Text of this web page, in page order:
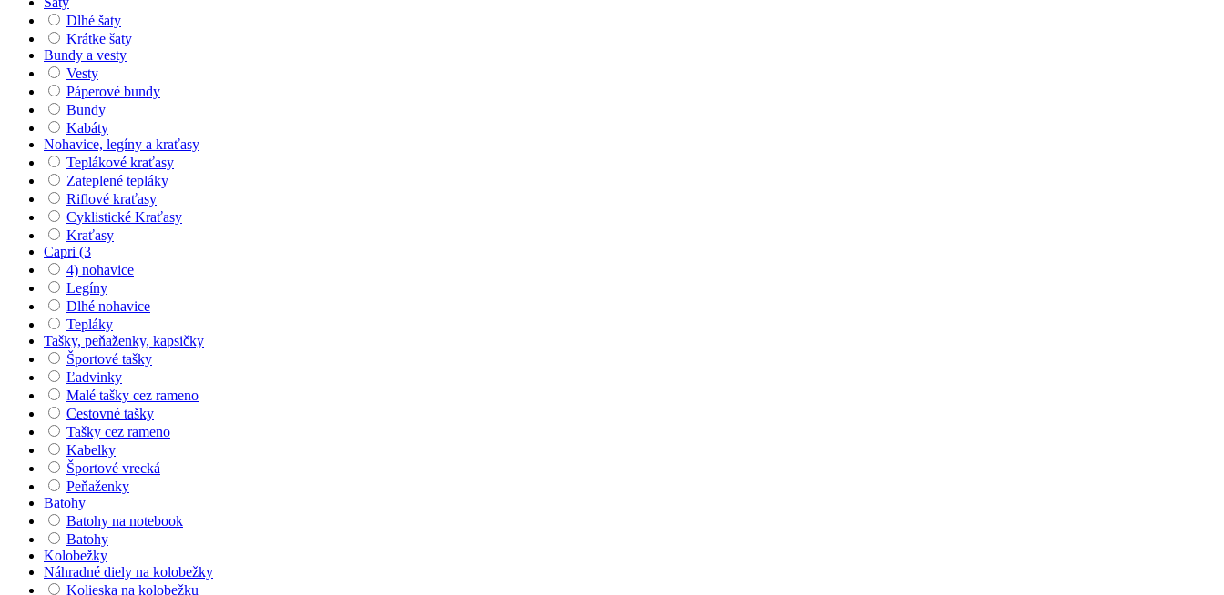
Dlhé šaty
Krátke šaty
Bundy a vesty
Vesty
Páperové bundy
Bundy
Kabáty
Nohavice, legíny a kraťasy
Teplákové kraťasy
Zateplené tepláky
Riflové kraťasy
Cyklistické Kraťasy
Kraťasy
Capri (3
4) nohavice
Legíny
Dlhé nohavice
Tepláky
Tašky, peňaženky, kapsičky
Športové tašky
Ľadvinky
Malé tašky cez rameno
Cestovné tašky
Tašky cez rameno
Kabelky
Športové vrecká
Peňaženky
Batohy
Batohy na notebook
Batohy
Kolobežky
Náhradné diely na kolobežky
Kolieska na kolobežku